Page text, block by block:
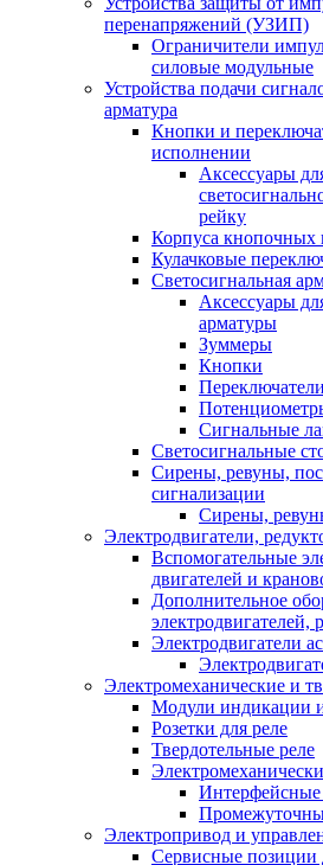
перенапряжений (УЗИП)
Ограничители
силовые модульные
Устройства подачи
арматура
Кнопки и
исполнении
Аксессуары
рейку
Корпуса кнопочных
Кулачковые
Светосигнальная
Аксессуары
арматуры
Зуммеры
Кнопки
Переключатели
Сигнальные
Светосигнальные
Сирены, ревуны,
сигнализации
Сирены,
Электродвигатели,
Вспомогательные
двигателей и
Дополнительное
электродвигателей,
Электродвигатели
Электромеханические и
Модули индикации
Розетки для реле
Твердотельные реле
Интерфейсные
Электропривод и
Сервисные позиции